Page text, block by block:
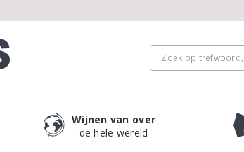
Wijnen van over
de hele wereld